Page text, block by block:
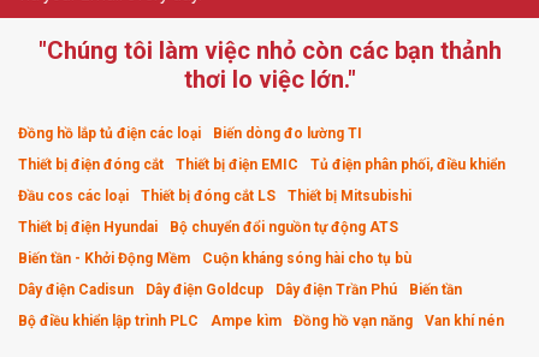
"Chúng tôi làm việc nhỏ còn các bạn thảnh
thơi lo việc lớn."
Đồng hồ lắp tủ điện các loại
Biến dòng đo lường TI
Thiết bị điện đóng cắt
Thiết bị điện EMIC
Tủ điện phân phối, điều khiển
Đầu cos các loại
Thiết bị đóng cắt LS
Thiết bị Mitsubishi
Thiết bị điện Hyundai
Bộ chuyển đổi nguồn tự động ATS
Biến tần - Khởi Động Mềm
Cuộn kháng sóng hài cho tụ bù
Dây điện Cadisun
Dây điện Goldcup Dây điện Trần Phú
Biến tần
Bộ điều khiển lập trình PLC
Ampe kìm Đồng hồ vạn năng Van khí nén